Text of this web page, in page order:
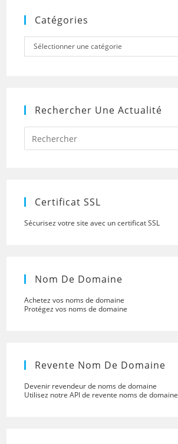
Catégories
Catégories
Sélectionner une catégorie
Rechercher Une Actualité
Certificat SSL
Sécurisez votre site avec un certificat SSL
Nom De Domaine
Achetez vos noms de domaine
Protégez vos noms de domaine
Revente Nom De Domaine
Devenir revendeur de noms de domaine
Utilisez notre API de revente noms de domaine